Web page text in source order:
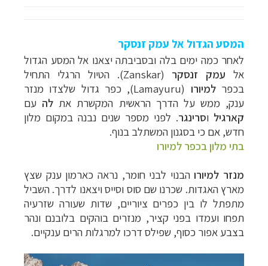
המסע הגדול אל עמק זנסקר
לאחר כמה ימים בלה ובסביבתה יצאנו אל המסע הגדול
אל עמק זנסקר (
Zanskar). הטיול הרגלי התחיל
בכפרלמיורו (
Lamayuru), כפר גדול שלצדו מנזר
ענק, ממש על הדרך הראשית המקשרת את לה עם
קארגיל וסרינגר. לפני מספר שנים נבנה במקום מלון
חדש, אם כי בסגנון המשתלב בנוף.
בתי מלון בכפר למיורו
מנזר למיורוהבנוי לבני חומר, נראה כארמון ענק שצץ
מארץ האגדות. שכרנו שם סוס וסייס ויצאנו לדרך. השביל
מתפתל לו בין כפרים ציוריים, שדות שעורה שזרעיה
תפחו ועמדו בפני קציר, מנזרים בוהקים בלובנם ונהר
בצבע אפור כסוף, שפילס דרכו למרגלות הרים ענקיים.
ההצעות »